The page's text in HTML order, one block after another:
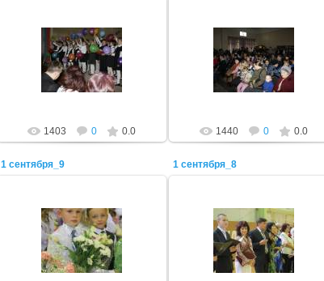
22.11.2011
Admin
1403 0 0.0
22.11.2011
Admin
1440 0 0.0
1 сентября_9
22.11.2011
Admin
1 сентября_8
22.11.2011
Admin